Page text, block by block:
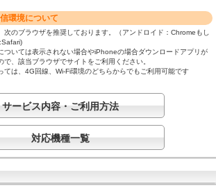
環境について
次のブラウザを推奨しております。（アンドロイド：Chromeもし
ついては表示されない場合やiPhoneの場合ダウンロードアプリが
、該当ブラウザでサイトをご利用ください。
ては、4G回線、Wi-Fi環境のどちらからでもご利用可能です
サービス内容・ご利用方法
対応機種一覧